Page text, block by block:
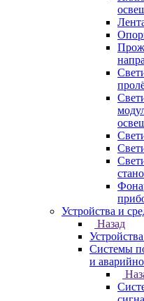
Устройства и
Назад
Системы
и